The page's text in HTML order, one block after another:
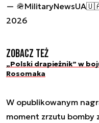
—
2026
Zobacz też
„Polski drapieżnik” w
Rosomaka
W opublikowanym
moment zrzutu bomby